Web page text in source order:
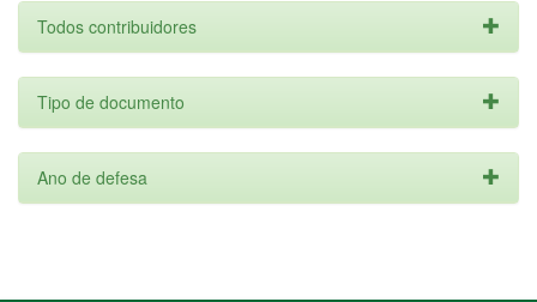
Todos contribuidores
Tipo de documento
Ano de defesa